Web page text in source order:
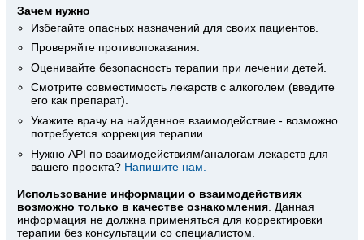
Зачем нужно
Избегайте опасных назначений для своих пациентов.
Проверяйте противопоказания.
Оценивайте безопасность терапии при лечении детей.
Смотрите совместимость лекарств с алкоголем (введите
его как препарат).
Укажите врачу на найденное взаимодействие - возможно
потребуется коррекция терапии.
Нужно API по взаимодействиям/аналогам лекарств для
вашего проекта? Напишите нам.
Использование информации о взаимодействиях
возможно только в качестве ознакомления . Данная
информация не должна применяться для корректировки
терапии без консультации со специалистом.